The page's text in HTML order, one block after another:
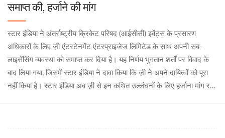
समाप्त की, हर्जाने की मांग
स्टार इंडिया ने अंतर्राष्ट्रीय क्रिकेट परिषद (आईसीसी) इवेंट्स के प्रसारण
अधिकारों के लिए ज़ी एंटरटेनमेंट एंटरप्राइजेज लिमिटेड के साथ अपनी सब-
लाइसेंसिंग व्यवस्था को समाप्त कर दिया है। यह निर्णय भुगतान शर्तों पर विवाद के
बाद लिया गया, जिसमें स्टार इंडिया ने दावा किया कि ज़ी ने अपने दायित्वों को पूरा
नहीं किया है। स्टार इंडिया अब ज़ी से इन कथित उल्लंघनों के लिए हर्जाना मांग रही